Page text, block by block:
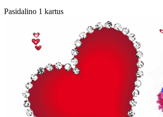
Pasidalino 1 kartus